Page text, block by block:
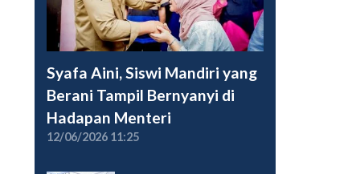
Syafa Aini, Siswi Mandiri yang
Berani Tampil Bernyanyi di
Hadapan Menteri
12/06/2026 11:25